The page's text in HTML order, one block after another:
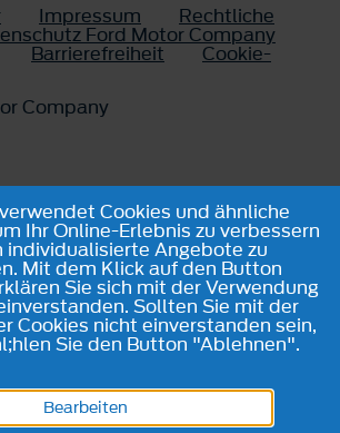
Impressum Rechtliche
Ford Motor Company
Barrierefreiheit Cookie-
Company
Cookies und ähnliche
Ihr Online-Erlebnis zu verbessern
individualisierte Angebote zu
Mit dem Klick auf den Button
Sie sich mit der Verwendung
Sollten Sie mit der
Cookies nicht einverstanden sein,
Sie den Button "Ablehnen".
Bearbeiten